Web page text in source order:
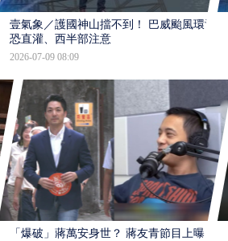
壹氣象／護國神山擋不到！ 巴威颱風環流
恐直灌、西半部注意
2026-07-09 08:09
「爆破」蔣萬安身世？ 蔣友青節目上曝：